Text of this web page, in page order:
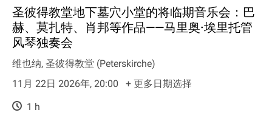
圣彼得教堂地下墓穴小堂的将临期音乐会：巴
赫、莫扎特、肖邦等作品——马里奥·埃里托管
风琴独奏会
维也纳, 圣彼得教堂 (Peterskirche)
11月 22日 2026年, 20:00
+ 更多日期选择
1 h